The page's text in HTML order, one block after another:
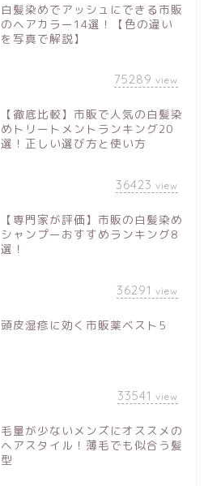
白髪染めでアッシュにできる市販
のヘアカラー14選！【色の違い
を写真で解説】
75289 view
【徹底比較】市販で人気の白髪染
めトリートメントランキング20
選！正しい選び方と使い方
36423 view
【専門家が評価】市販の白髪染め
シャンプーおすすめランキング8
選！
36291 view
頭皮湿疹に効く市販薬ベスト5
33541 view
毛量が少ないメンズにオススメの
ヘアスタイル！薄毛でも似合う髪
型